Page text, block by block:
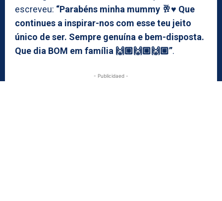
escreveu: “Parabéns minha mummy 🥂♥️ Que
continues a inspirar-nos com esse teu jeito
único de ser. Sempre genuína e bem-disposta.
Que dia BOM em família 🙌🏼🙌🏼🙌🏼”.
- Publicidaed -